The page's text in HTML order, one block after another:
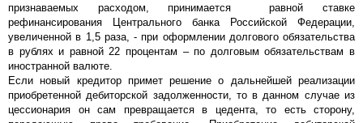
признаваемых расходом, принимается равной ставке
рефинансирования Центрального банка Российской Федерации,
увеличенной в 1,5 раза, - при оформлении долгового обязательства
в рублях и равной 22 процентам – по долговым обязательствам в
иностранной валюте.
Если новый кредитор примет решение о дальнейшей реализации
приобретенной дебиторской задолженности, то в данном случае из
цессионария он сам превращается в цедента, то есть сторону,